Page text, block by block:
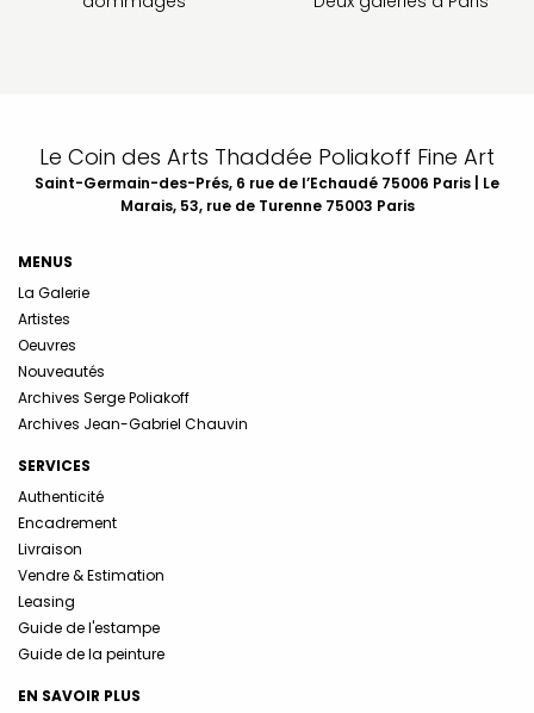
Le Coin des Arts Thaddée Poliakoff Fine Art
Saint-Germain-des-Prés, 6 rue de l’Echaudé 75006 Paris | Le
Marais, 53, rue de Turenne 75003 Paris
MENUS
La Galerie
Artistes
Oeuvres
Nouveautés
Archives Serge Poliakoff
Archives Jean-Gabriel Chauvin
SERVICES
Authenticité
Encadrement
Livraison
Vendre & Estimation
Leasing
Guide de l'estampe
Guide de la peinture
EN SAVOIR PLUS